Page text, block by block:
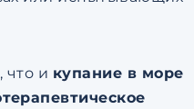
что и купание в море